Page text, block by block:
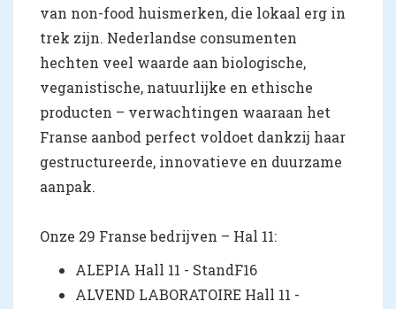
van non-food huismerken, die lokaal erg in
trek zijn. Nederlandse consumenten
hechten veel waarde aan biologische,
veganistische, natuurlijke en ethische
producten – verwachtingen waaraan het
Franse aanbod perfect voldoet dankzij haar
gestructureerde, innovatieve en duurzame
aanpak.
Onze 29 Franse bedrijven – Hal 11:
ALEPIA Hall 11 - StandF16
ALVEND LABORATOIRE Hall 11 -